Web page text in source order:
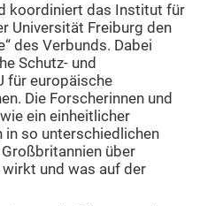
koordiniert das Institut für
Universität Freiburg den
des Verbunds. Dabei
Schutz- und
für europäische
Die Forscherinnen und
ein einheitlicher
so unterschiedlichen
über
und was auf der